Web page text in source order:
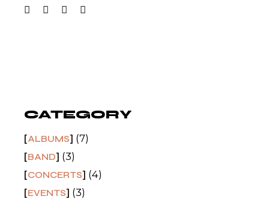
CATEGORY
ALBUMS (7)
BAND (3)
CONCERTS (4)
EVENTS (3)